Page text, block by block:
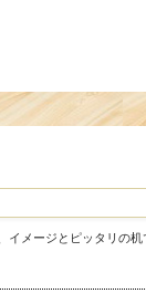
“安心して長
じ学習環境
メージとピッタリの